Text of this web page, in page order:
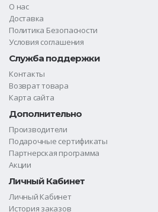
О нас
Доставка
Политика Безопасности
Условия соглашения
Служба поддержки
Контакты
Возврат товара
Карта сайта
Дополнительно
Производители
Подарочные сертификаты
Партнерская программа
Акции
Личный Кабинет
Личный Кабинет
История заказов